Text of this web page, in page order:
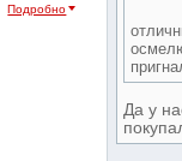
Подробно
Да у